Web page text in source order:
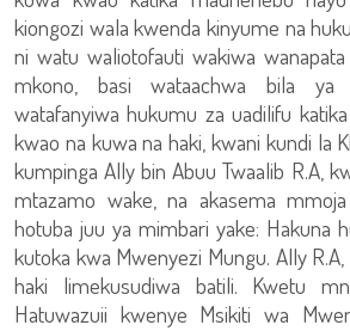
kiongozi wala kwenda kinyume na
ni watu waliotofauti wakiwa
mkono, basi wataachwa bila ya
watafanyiwa hukumu za uadilifu
kwao na kuwa na haki, kwani kundi la
kumpinga Ally bin Abuu Twaalib R.A,
mtazamo wake, na akasema
hotuba juu ya mimbari yake: Hakuna
kutoka kwa Mwenyezi Mungu. Ally
haki limekusudiwa batili. Kwetu
Hatuwazuii kwenye Msikiti wa